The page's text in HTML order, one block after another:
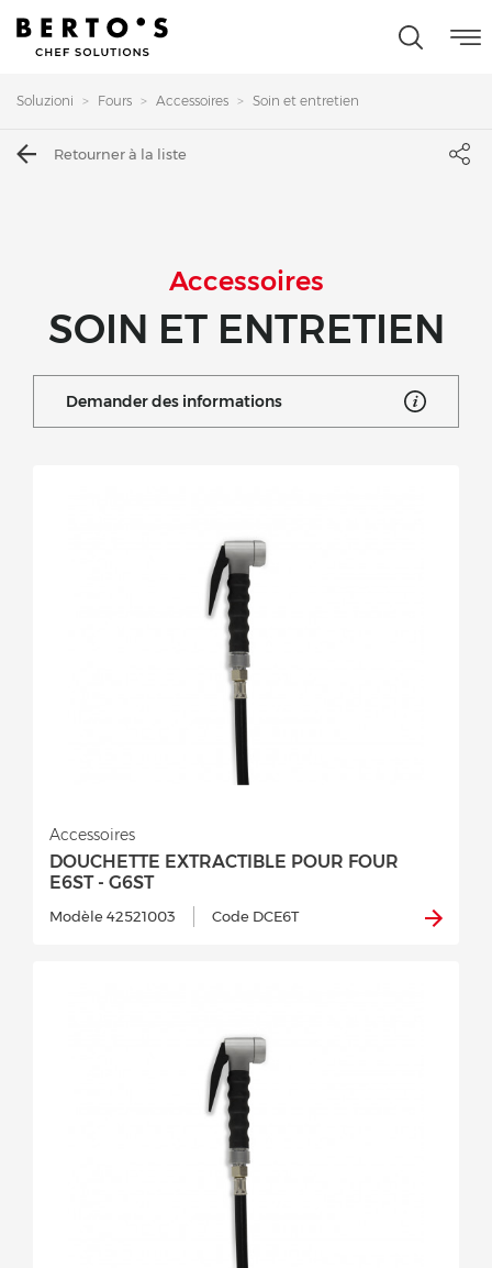
Soluzioni Fours Accessoires Soin et entretien
Retourner à la liste
Accessoires
SOIN ET ENTRETIEN
Demander des informations
DOUCHETTE EXTRACTIBLE POUR FOUR
E6ST - G6ST
Accessoires
Modèle 42521003 Code DCE6T